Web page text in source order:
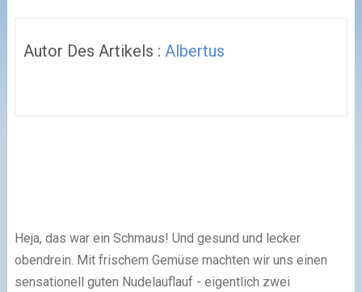
Autor Des Artikels : Albertus
Heja, das war ein Schmaus! Und gesund und lecker
obendrein. Mit frischem Gemüse machten wir uns einen
sensationell guten Nudelauflauf - eigentlich zwei